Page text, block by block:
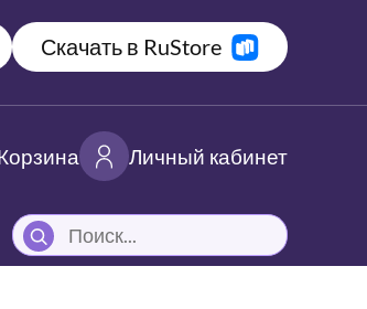
Скачать в RuStore
Личный кабинет